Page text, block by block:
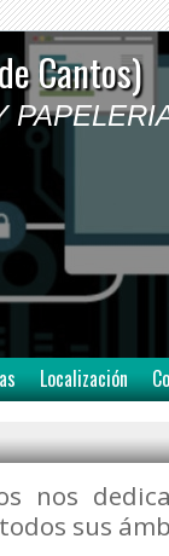
Cantos)
Localización
nos
sus